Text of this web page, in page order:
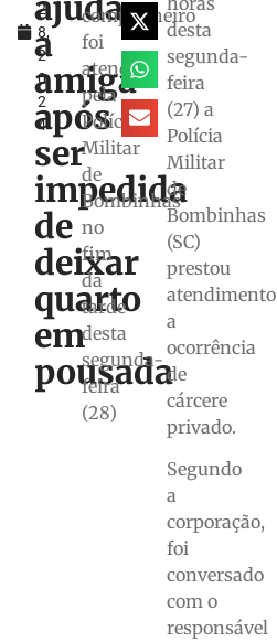
2
8,
2
0
2
4
a
amiga
após
ser
impedida
de
deixar
quarto
em
pousada
companheiro
foi
atendida
pela
Polícia
Militar
de
Bombinhas
no
fim
da
tarde
desta
segunda-
feira
(28)
desta
segunda-
feira
(27) a
Polícia
Militar
de
Bombinhas
(SC)
prestou
atendimento
a
ocorrência
de
cárcere
privado.
Segundo
a
corporação,
foi
conversado
com o
responsável